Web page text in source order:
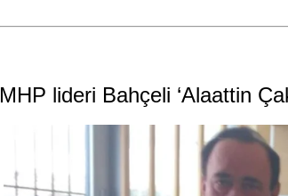
MHP lideri Bahçeli ‘Alaattin